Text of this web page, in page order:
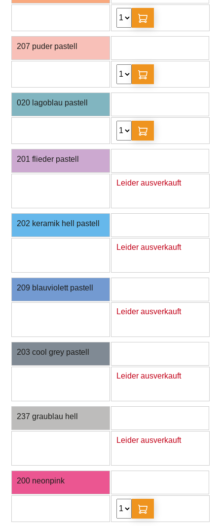
207 puder pastell
020 lagoblau pastell
201 flieder pastell
Leider ausverkauft
202 keramik hell pastell
Leider ausverkauft
209 blauviolett pastell
Leider ausverkauft
203 cool grey pastell
Leider ausverkauft
237 graublau hell
Leider ausverkauft
200 neonpink